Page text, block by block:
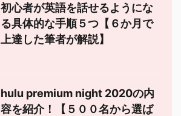
初心者が英語を話せるようにな
る具体的な手順５つ【６か月で
上達した筆者が解説】
hulu premium night 2020の内
容を紹介！【５００名から選ば